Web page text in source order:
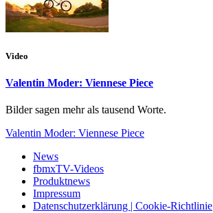
Video
Valentin Moder: Viennese Piece
Bilder sagen mehr als tausend Worte.
Valentin Moder: Viennese Piece
News
fbmxTV-Videos
Produktnews
Impressum
Datenschutzerklärung | Cookie-Richtlinie